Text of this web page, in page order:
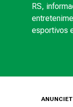
RS,
esportivos
ANUNCIE